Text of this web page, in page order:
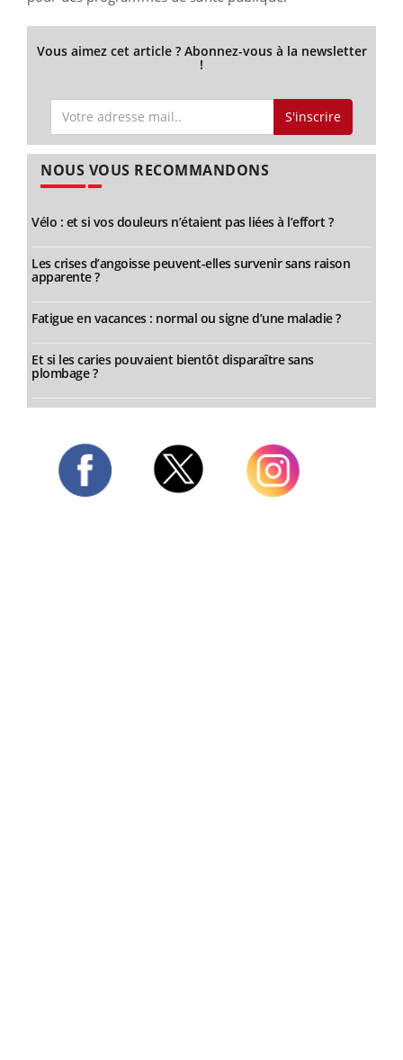
Vous aimez cet article ? Abonnez-vous à la newsletter
!
S'inscrire
NOUS VOUS RECOMMANDONS
Vélo : et si vos douleurs n’étaient pas liées à l’effort ?
Les crises d’angoisse peuvent-elles survenir sans raison
apparente ?
Fatigue en vacances : normal ou signe d’une maladie ?
Et si les caries pouvaient bientôt disparaître sans
plombage ?